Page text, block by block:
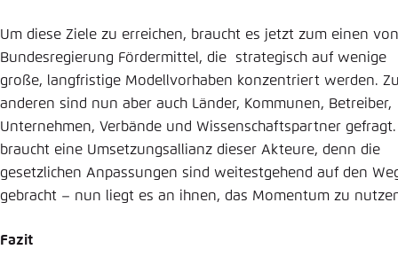
Um diese Ziele zu erreichen, braucht es jetzt zum einen
Bundesregierung Fördermittel, die strategisch auf wenige
große, langfristige Modellvorhaben konzentriert werden.
anderen sind nun aber auch Länder, Kommunen, Betreiber,
Unternehmen, Verbände und Wissenschaftspartner gefragt.
braucht eine Umsetzungsallianz dieser Akteure, denn die
gesetzlichen Anpassungen sind weitestgehend auf den
gebracht – nun liegt es an ihnen, das Momentum zu
Fazit